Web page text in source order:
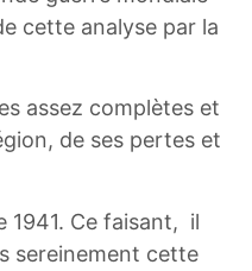
cette analyse par la
assez complètes et
de ses pertes et
1941. Ce faisant, il
sereinement cette